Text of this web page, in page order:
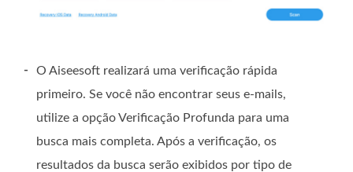
-
O Aiseesoft realizará uma verificação rápida
primeiro. Se você não encontrar seus e-mails,
utilize a opção Verificação Profunda para uma
busca mais completa. Após a verificação, os
resultados da busca serão exibidos por tipo de